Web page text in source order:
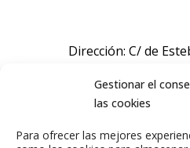
Gestionar el
las cookies
Para ofrecer las mejores
Dirección: C/ de
Sobre nosotros